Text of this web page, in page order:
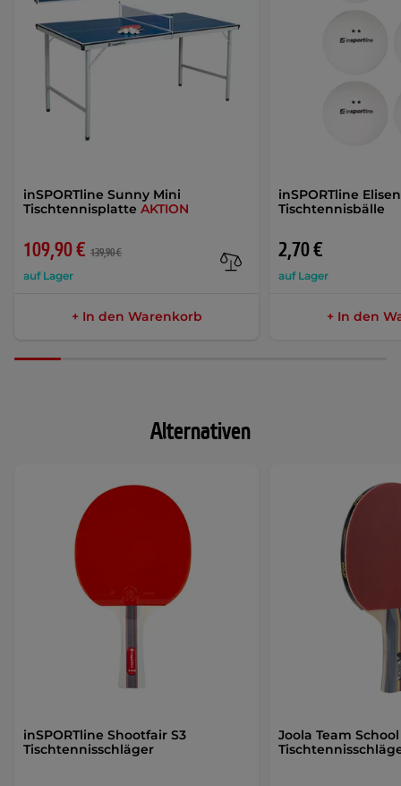
inSPORTline Sunny Mini
Tischtennisplatte AKTION
109,90 € 139,90 €
auf Lager
+ In den Warenkorb
inSPORTline
Tischtennisbälle
2,70 €
auf Lager
+ In den
Alternativen
inSPORTline Shootfair S3
Tischtennisschläger
Joola Team School